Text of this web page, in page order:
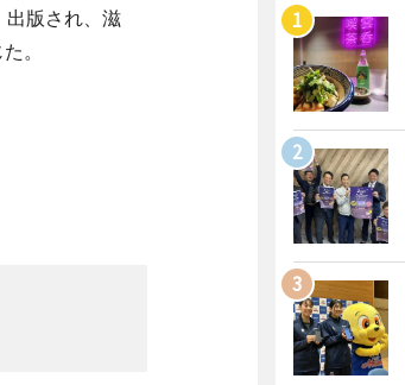
出版され、滋
。